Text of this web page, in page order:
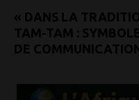
« DANS LA
TAM-TAM :
DE